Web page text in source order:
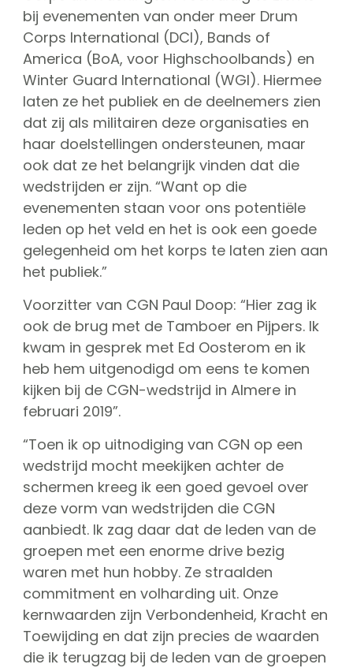
bij evenementen van onder meer Drum
Corps International (DCI), Bands of
America (BoA, voor Highschoolbands) en
Winter Guard International (WGI). Hiermee
laten ze het publiek en de deelnemers zien
dat zij als militairen deze organisaties en
haar doelstellingen ondersteunen, maar
ook dat ze het belangrijk vinden dat die
wedstrijden er zijn. “Want op die
evenementen staan voor ons potentiële
leden op het veld en het is ook een goede
gelegenheid om het korps te laten zien aan
het publiek.”
Voorzitter van CGN Paul Doop: “Hier zag ik
ook de brug met de Tamboer en Pijpers. Ik
kwam in gesprek met Ed Oosterom en ik
heb hem uitgenodigd om eens te komen
kijken bij de CGN-wedstrijd in Almere in
februari 2019”.
“Toen ik op uitnodiging van CGN op een
wedstrijd mocht meekijken achter de
schermen kreeg ik een goed gevoel over
deze vorm van wedstrijden die CGN
aanbiedt. Ik zag daar dat de leden van de
groepen met een enorme drive bezig
waren met hun hobby. Ze straalden
commitment en volharding uit. Onze
kernwaarden zijn Verbondenheid, Kracht en
Toewijding en dat zijn precies de waarden
die ik terugzag bij de leden van de groepen